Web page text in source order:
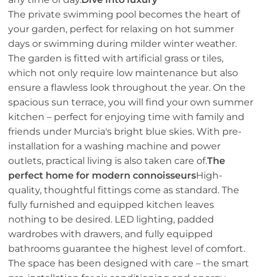
The private swimming pool becomes the heart of
your garden, perfect for relaxing on hot summer
days or swimming during milder winter weather.
The garden is fitted with artificial grass or tiles,
which not only require low maintenance but also
ensure a flawless look throughout the year. On the
spacious sun terrace, you will find your own summer
kitchen – perfect for enjoying time with family and
friends under Murcia's bright blue skies. With pre-
installation for a washing machine and power
outlets, practical living is also taken care of.The
perfect home for modern connoisseursHigh-
quality, thoughtful fittings come as standard. The
fully furnished and equipped kitchen leaves
nothing to be desired. LED lighting, padded
wardrobes with drawers, and fully equipped
bathrooms guarantee the highest level of comfort.
The space has been designed with care – the smart